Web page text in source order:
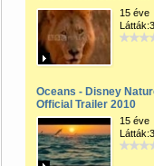
15 éve
Oceans - Disney
Official Trailer 2010
15 éve